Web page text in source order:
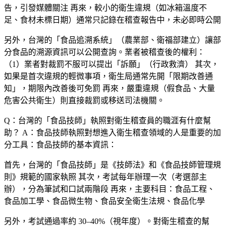
告，引發媒體關注 再來，較小的衛生違規（如冰箱溫度不
足、食材未標日期）通常只記錄在稽查報告中，未必即時公開
另外，台灣的「食品追溯系統」（農業部、衛福部建立）讓部
分食品的溯源資訊可以公開查詢。業者被稽查後的權利：
（1）業者對裁罰不服可以提出「訴願」（行政救濟） 其次，
如果是首次違規的輕微事項，衛生局通常先開「限期改善通
知」，期限內改善後可免罰 再來，嚴重違規（假食品、大量
危害公共衛生）則直接裁罰或移送司法機關。
Q：台灣的「食品技師」執照對衛生稽查員的職涯有什麼幫
助？ A：食品技師執照對想進入衛生稽查領域的人是重要的加
分工具：食品技師的基本資訊：
首先，台灣的「食品技師」是《技師法》和《食品技師管理規
則》規範的國家執照 其次，考試每年辦理一次（考選部主
辦），分為筆試和口試兩階段 再來，主要科目：食品工程、
食品加工學、食品微生物、食品安全衛生法規、食品化學
另外，考試通過率約 30–40%（視年度）。對衛生稽查的幫